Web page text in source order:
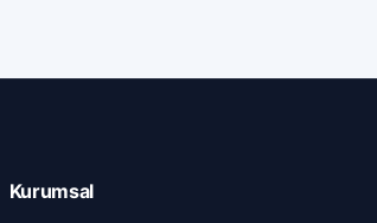
Kurumsal